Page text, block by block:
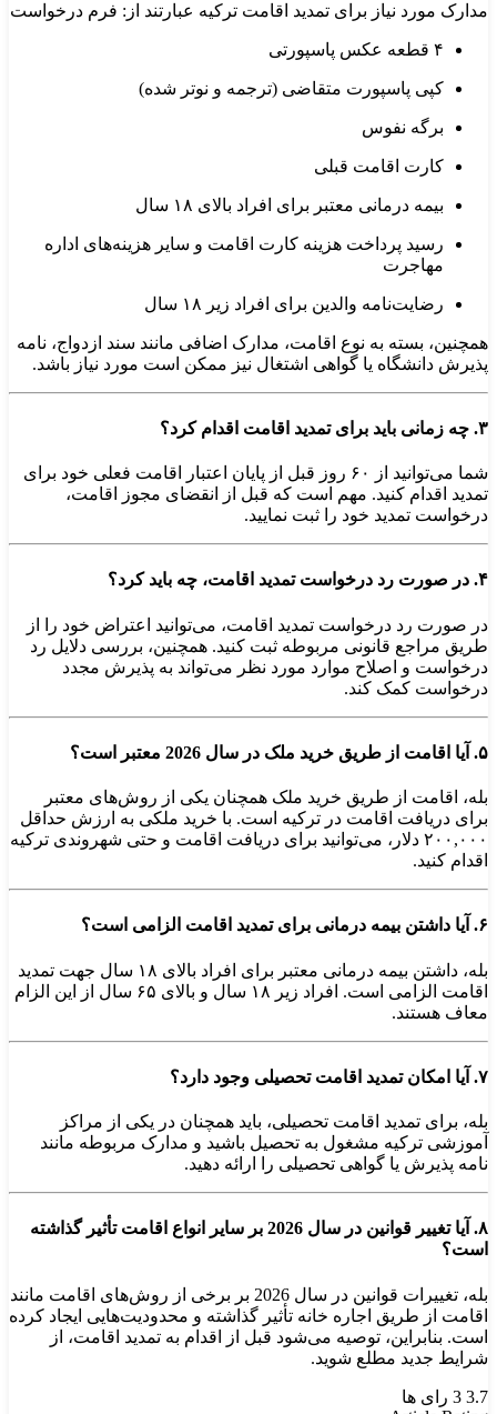
مدارک مورد نیاز برای تمدید اقامت ترکیه عبارتند از: فرم درخواست
۴ قطعه عکس پاسپورتی
کپی پاسپورت متقاضی (ترجمه و نوتر شده)
برگه نفوس
کارت اقامت قبلی
بیمه درمانی معتبر برای افراد بالای ۱۸ سال
رسید پرداخت هزینه کارت اقامت و سایر هزینه‌های اداره
مهاجرت
رضایت‌نامه والدین برای افراد زیر ۱۸ سال​
همچنین، بسته به نوع اقامت، مدارک اضافی مانند سند ازدواج، نامه
پذیرش دانشگاه یا گواهی اشتغال نیز ممکن است مورد نیاز باشد.
۳. چه زمانی باید برای تمدید اقامت اقدام کرد؟
شما می‌توانید از ۶۰ روز قبل از پایان اعتبار اقامت فعلی خود برای
تمدید اقدام کنید. مهم است که قبل از انقضای مجوز اقامت،
درخواست تمدید خود را ثبت نمایید.
۴. در صورت رد درخواست تمدید اقامت، چه باید کرد؟
در صورت رد درخواست تمدید اقامت، می‌توانید اعتراض خود را از
طریق مراجع قانونی مربوطه ثبت کنید. همچنین، بررسی دلایل رد
درخواست و اصلاح موارد مورد نظر می‌تواند به پذیرش مجدد
درخواست کمک کند. ​
۵. آیا اقامت از طریق خرید ملک در سال 2026 معتبر است؟
بله، اقامت از طریق خرید ملک همچنان یکی از روش‌های معتبر
برای دریافت اقامت در ترکیه است. با خرید ملکی به ارزش حداقل
۲۰۰,۰۰۰ دلار، می‌توانید برای دریافت اقامت و حتی شهروندی ترکیه
اقدام کنید.
۶. آیا داشتن بیمه درمانی برای تمدید اقامت الزامی است؟
بله، داشتن بیمه درمانی معتبر برای افراد بالای ۱۸ سال جهت تمدید
اقامت الزامی است. افراد زیر ۱۸ سال و بالای ۶۵ سال از این الزام
معاف هستند.
۷. آیا امکان تمدید اقامت تحصیلی وجود دارد؟
بله، برای تمدید اقامت تحصیلی، باید همچنان در یکی از مراکز
آموزشی ترکیه مشغول به تحصیل باشید و مدارک مربوطه مانند
نامه پذیرش یا گواهی تحصیلی را ارائه دهید.
۸. آیا تغییر قوانین در سال 2026 بر سایر انواع اقامت تأثیر گذاشته
است؟
بله، تغییرات قوانین در سال 2026 بر برخی از روش‌های اقامت مانند
اقامت از طریق اجاره خانه تأثیر گذاشته و محدودیت‌هایی ایجاد کرده
است. بنابراین، توصیه می‌شود قبل از اقدام به تمدید اقامت، از
شرایط جدید مطلع شوید.
3.7
3 رای ها